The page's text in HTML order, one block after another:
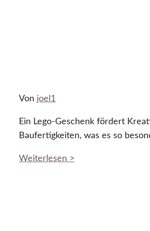
Von joel1
Ein Lego-Geschenk fördert
Baufertigkeiten, was es so
Weiterlesen >